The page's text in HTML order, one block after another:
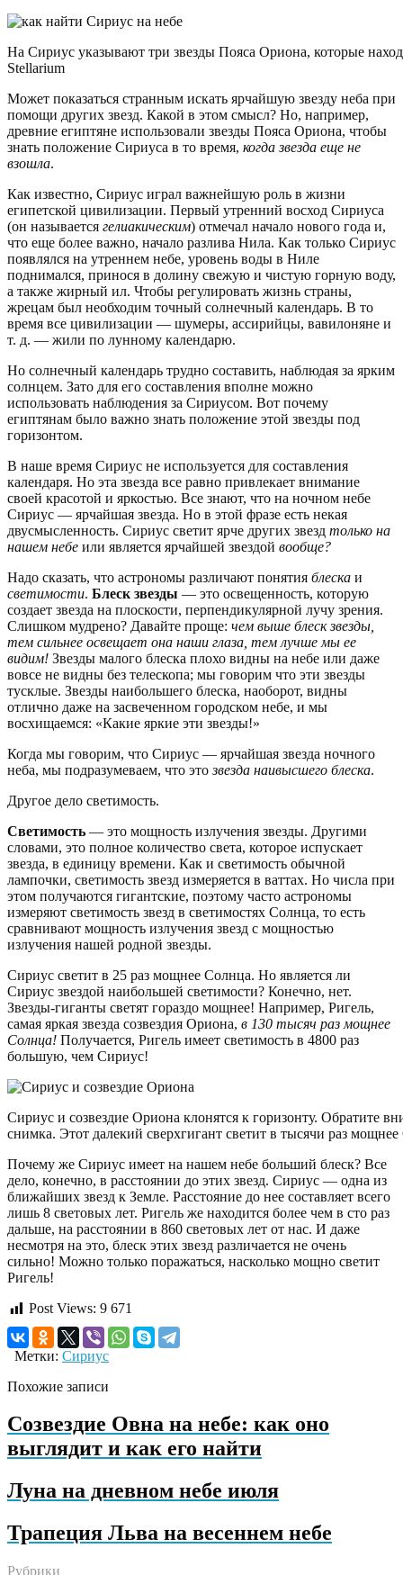
На Сириус указывают три звезды Пояса Ориона, которые
Stellarium
Может показаться странным искать ярчайшую звезду неба при
помощи других звезд. Какой в этом смысл? Но, например,
древние египтяне использовали звезды Пояса Ориона, чтобы
знать положение Сириуса в то время, когда звезда еще не
взошла.
Как известно, Сириус играл важнейшую роль в жизни
египетской цивилизации. Первый утренний восход Сириуса
(он называется гелиакическим) отмечал начало нового года и,
что еще более важно, начало разлива Нила. Как только Сириус
появлялся на утреннем небе, уровень воды в Ниле
поднимался, принося в долину свежую и чистую горную воду,
а также жирный ил. Чтобы регулировать жизнь страны,
жрецам был необходим точный солнечный календарь. В то
время все цивилизации — шумеры, ассирийцы, вавилоняне и
т. д. — жили по лунному календарю.
Но солнечный календарь трудно составить, наблюдая за ярким
солнцем. Зато для его составления вполне можно
использовать наблюдения за Сириусом. Вот почему
египтянам было важно знать положение этой звезды под
горизонтом.
В наше время Сириус не используется для составления
календаря. Но эта звезда все равно привлекает внимание
своей красотой и яркостью. Все знают, что на ночном небе
Сириус — ярчайшая звезда. Но в этой фразе есть некая
двусмысленность. Сириус светит ярче других звезд только на
нашем небе или является ярчайшей звездой вообще?
Надо сказать, что астрономы различают понятия блеска и
светимости. Блеск звезды — это освещенность, которую
создает звезда на плоскости, перпендикулярной лучу зрения.
Слишком мудрено? Давайте проще: чем выше блеск звезды,
тем сильнее освещает она наши глаза, тем лучше мы ее
видим! Звезды малого блеска плохо видны на небе или даже
вовсе не видны без телескопа; мы говорим что эти звезды
тусклые. Звезды наибольшего блеска, наоборот, видны
отлично даже на засвеченном городском небе, и мы
восхищаемся: «Какие яркие эти звезды!»
Когда мы говорим, что Сириус — ярчайшая звезда ночного
неба, мы подразумеваем, что это звезда наивысшего блеска.
Другое дело светимость.
Светимость — это мощность излучения звезды. Другими
словами, это полное количество света, которое испускает
звезда, в единицу времени. Как и светимость обычной
лампочки, светимость звезд измеряется в ваттах. Но числа при
этом получаются гигантские, поэтому часто астрономы
измеряют светимость звезд в светимостях Солнца, то есть
сравнивают мощность излучения звезд с мощностью
излучения нашей родной звезды.
Сириус светит в 25 раз мощнее Солнца. Но является ли
Сириус звездой наибольшей светимости? Конечно, нет.
Звезды-гиганты светят гораздо мощнее! Например, Ригель,
самая яркая звезда созвездия Ориона, в 130 тысяч раз мощнее
Солнца! Получается, Ригель имеет светимость в 4800 раз
большую, чем Сириус!
Сириус и созвездие Ориона клонятся к горизонту. Обратите
снимка. Этот далекий сверхгигант светит в тысячи раз
Почему же Сириус имеет на нашем небе больший блеск? Все
дело, конечно, в расстоянии до этих звезд. Сириус — одна из
ближайших звезд к Земле. Расстояние до нее составляет всего
лишь 8 световых лет. Ригель же находится более чем в сто раз
дальше, на расстоянии в 860 световых лет от нас. И даже
несмотря на это, блеск этих звезд различается не очень
сильно! Можно только поражаться, насколько мощно светит
Ригель!
Post Views: 9 671
Метки: Сириус
Похожие записи
Созвездие Овна на небе: как оно
выглядит и как его найти
Луна на дневном небе июля
Трапеция Льва на весеннем небе
Рубрики